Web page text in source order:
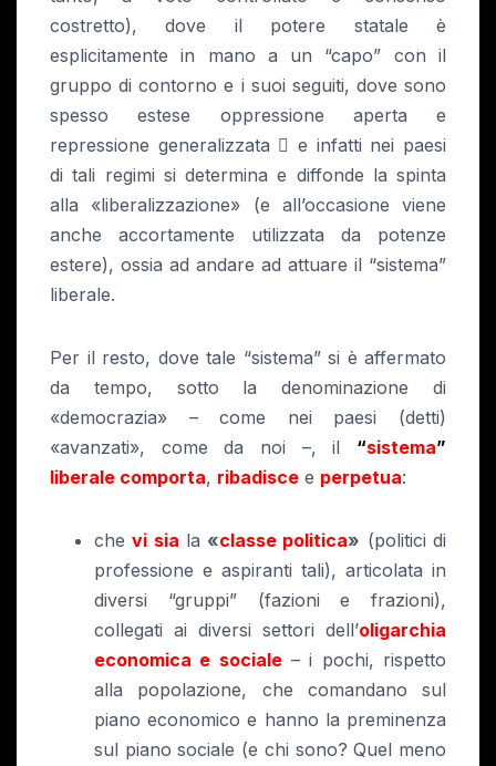
costretto), dove il potere statale è
esplicitamente in mano a un “capo” con il
gruppo di contorno e i suoi seguiti, dove sono
spesso estese oppressione aperta e
repressione generalizzata  e infatti nei paesi
di tali regimi si determina e diffonde la spinta
alla «liberalizzazione» (e all’occasione viene
anche accortamente utilizzata da potenze
estere), ossia ad andare ad attuare il “sistema”
liberale.
Per il resto, dove tale “sistema” si è affermato
da tempo, sotto la denominazione di
«democrazia» – come nei paesi (detti)
«avanzati», come da noi –, il “sistema”
liberale comporta, ribadisce e perpetua:
chevi sia la «classe politica» (politici di
professione e aspiranti tali), articolata in
diversi “gruppi” (fazioni e frazioni),
collegati ai diversi settori dell’oligarchia
economica e sociale– i pochi, rispetto
alla popolazione, che comandano sul
piano economico e hanno la preminenza
sul piano sociale (e chi sono? Quel meno